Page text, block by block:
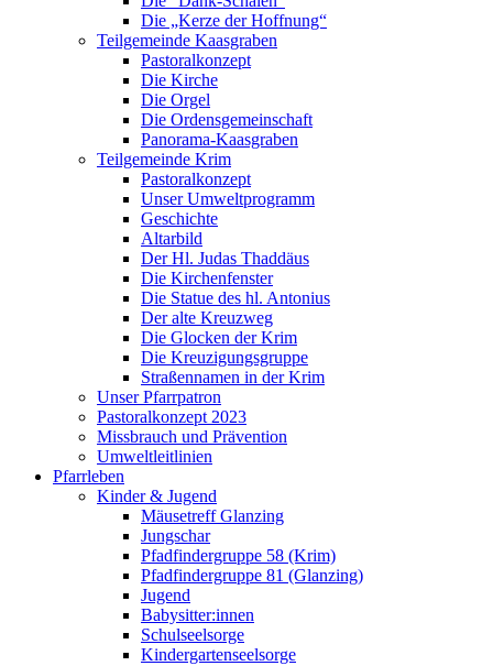
Die „Kerze der Hoffnung“
Teilgemeinde Kaasgraben
Pastoralkonzept
Die Kirche
Die Orgel
Die Ordensgemeinschaft
Panorama-Kaasgraben
Teilgemeinde Krim
Pastoralkonzept
Unser Umweltprogramm
Geschichte
Altarbild
Der Hl. Judas Thaddäus
Die Kirchenfenster
Die Statue des hl. Antonius
Der alte Kreuzweg
Die Glocken der Krim
Die Kreuzigungsgruppe
Straßennamen in der Krim
Unser Pfarrpatron
Pastoralkonzept 2023
Missbrauch und Prävention
Umweltleitlinien
Pfarrleben
Kinder & Jugend
Mäusetreff Glanzing
Jungschar
Pfadfindergruppe 58 (Krim)
Pfadfindergruppe 81 (Glanzing)
Jugend
Babysitter:innen
Schulseelsorge
Kindergartenseelsorge